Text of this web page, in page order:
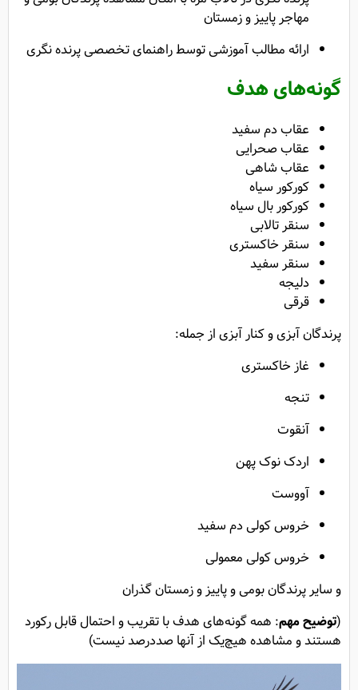
مهاجر پاییز و زمستان
ارائه مطالب آموزشی توسط راهنمای تخصصی پرنده نگری
گونه‌های هدف
عقاب دم سفید
عقاب صحرایی
عقاب شاهی
کورکور سیاه
کورکور بال سیاه
سنقر تالابی
سنقر خاکستری
سنقر سفید
دلیجه
قرقی
پرندگان آبزی و کنار آبزی از جمله:
غاز خاکستری
تنجه
آنقوت
اردک نوک پهن
آووست
خروس کولی دم سفید
خروس کولی معمولی
و سایر پرندگان بومی و پاییز و زمستان گذران
(توضیح مهم: همه گونه‌های هدف با تقریب و احتمال قابل رکورد
هستند و مشاهده هیچ‌یک از آنها صددرصد نیست)